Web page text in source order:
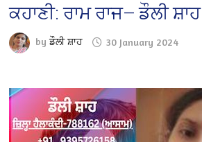
ਕਹਾਣੀ: ਰਾਮ ਰਾਜ— ਡੌਲੀ ਸ਼ਾਹ
byਡੌਲੀ ਸ਼ਾਹ 30 January 2024